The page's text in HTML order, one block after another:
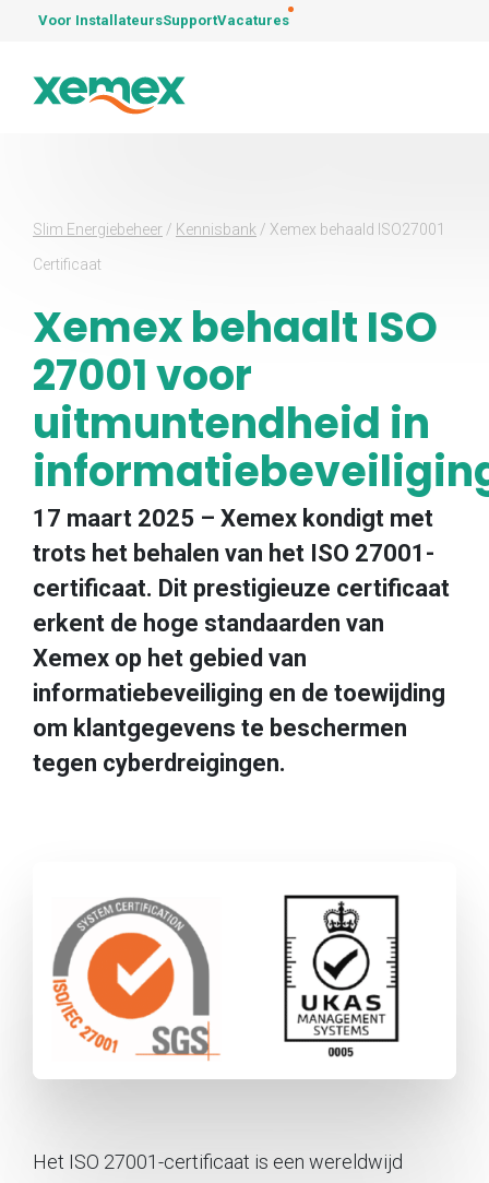
Voor InstallateursSupportVacatures
Slim Energiebeheer / Kennisbank / Xemex behaald ISO27001
Certificaat
Xemex behaalt ISO
27001 voor
uitmuntendheid in
17 maart 2025 – Xemex kondigt met
trots het behalen van het ISO 27001-
certificaat. Dit prestigieuze certificaat
erkent de hoge standaarden van
Xemex op het gebied van
informatiebeveiliging en de toewijding
om klantgegevens te beschermen
tegen cyberdreigingen.
Het ISO 27001-certificaat is een wereldwijd